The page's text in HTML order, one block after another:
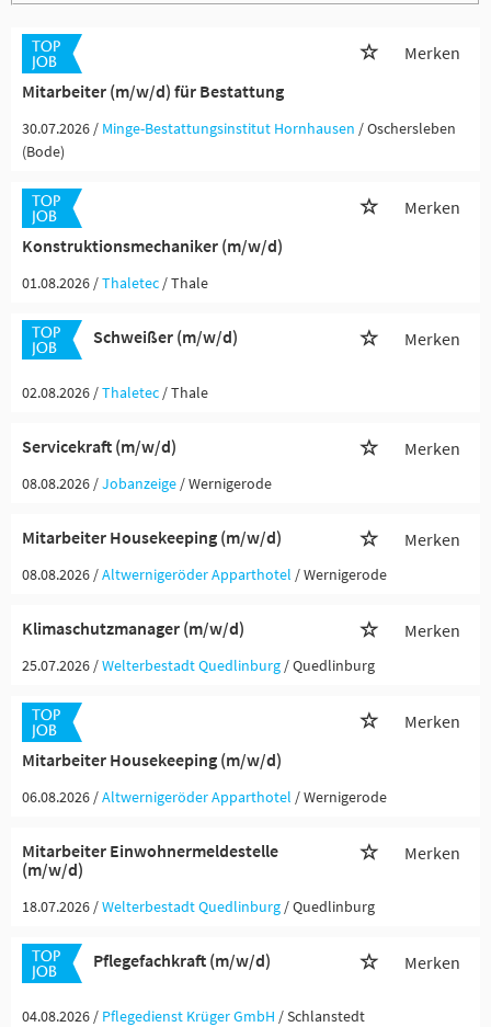
Mitarbeiter (m/w/d) für Bestattung
Merken
30.07.2026 / Minge-Bestattungsinstitut Hornhausen / Oschersleben
(Bode)
Konstruktionsmechaniker (m/w/d)
Merken
01.08.2026 /Thaletec / Thale
Schweißer (m/w/d) Merken
02.08.2026 /Thaletec / Thale
Servicekraft (m/w/d) Merken
08.08.2026 /Jobanzeige / Wernigerode
Mitarbeiter Housekeeping (m/w/d) Merken
08.08.2026 /Altwernigeröder Apparthotel / Wernigerode
Klimaschutzmanager (m/w/d) Merken
25.07.2026 /Welterbestadt Quedlinburg / Quedlinburg
Mitarbeiter Housekeeping (m/w/d)
Merken
06.08.2026 /Altwernigeröder Apparthotel / Wernigerode
Mitarbeiter Einwohnermeldestelle
(m/w/d)
Merken
18.07.2026 /Welterbestadt Quedlinburg / Quedlinburg
Pflegefachkraft (m/w/d) Merken
04.08.2026 / Pflegedienst Krüger GmbH / Schlanstedt